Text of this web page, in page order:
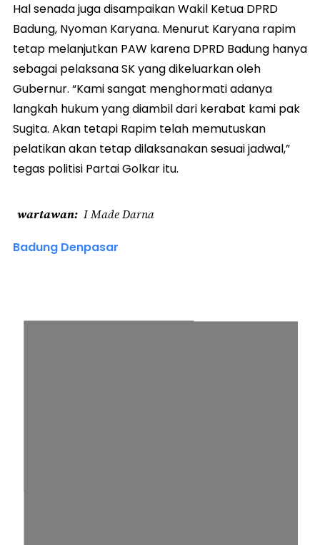
Hal senada juga disampaikan Wakil Ketua DPRD
Badung, Nyoman Karyana. Menurut Karyana rapim
tetap melanjutkan PAW karena DPRD Badung hanya
sebagai pelaksana SK yang dikeluarkan oleh
Gubernur. “Kami sangat menghormati adanya
langkah hukum yang diambil dari kerabat kami pak
Sugita. Akan tetapi Rapim telah memutuskan
pelatikan akan tetap dilaksanakan sesuai jadwal,”
tegas politisi Partai Golkar itu.
wartawan I Made Darna
Badung Denpasar